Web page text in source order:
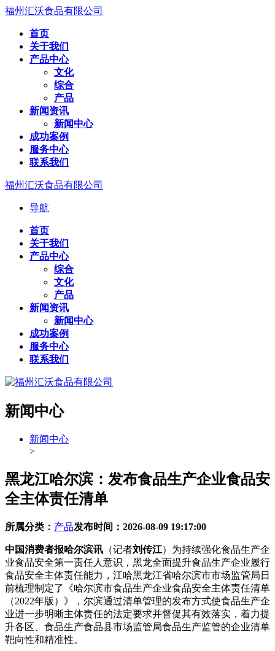
福州汇沃食品有限公司
首页
关于我们
产品中心
文化
综合
产品
新闻资讯
新闻中心
成功案例
服务中心
联系我们
福州汇沃食品有限公司
导航
首页
关于我们
产品中心
综合
文化
产品
新闻资讯
新闻中心
成功案例
服务中心
联系我们
新闻中心
新闻中心
>
黑龙江哈尔滨：发布食品生产企业食品安
全主体责任清单
所属分类： 产品发布时间： 2026-08-09 19:17:00
中国消费者报哈尔滨讯 （记者刘传江）为持续强化食品生产企
业食品安全第一责任人意识，黑龙全面提升食品生产企业履行
食品安全主体责任能力，江哈黑龙江省哈尔滨市市场监管局日
前梳理制定了《哈尔滨市食品生产企业食品安全主体责任清单
（2022年版）》，尔滨通过清单管理的发布方式使食品生产企
业进一步明晰主体责任的法定要求并督促其有效落实，着力提
升各区、食品生产食品县市场监管局食品生产监管的企业清单
靶向性和精准性。